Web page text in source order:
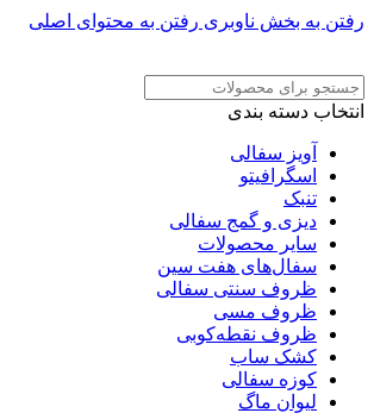
رفتن به بخش ناوبری رفتن به محتوای اصلی
انتخاب دسته بندی
آویز سفالی
اسگرافیتو
تنبک
دیزی و گمج سفالی
سایر محصولات
سفال‌های هفت‌ سین
ظروف سنتی سفالی
ظروف مسی
ظروف نقطه‌کوبی
کشک ساب
کوزه سفالی
لیوان ماگ